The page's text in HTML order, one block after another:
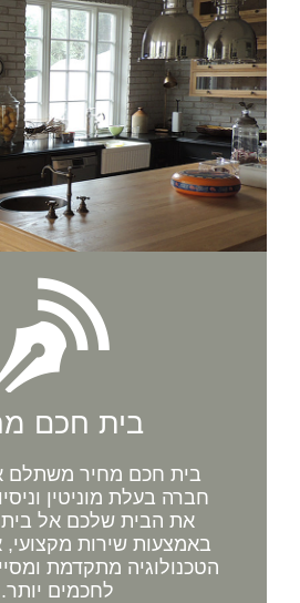
בית חכם
בית חכם מחיר משתלם
חברה בעלת מוניטין
את הבית שלכם אל
באמצעות שירות מקצועי,
הטכנולוגיה מתקדמת
לחכמים